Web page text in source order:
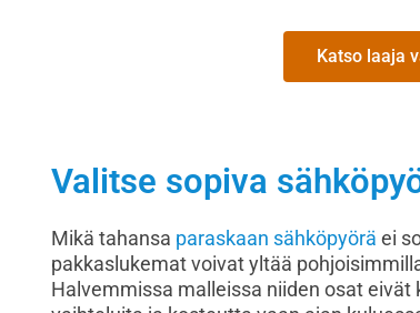
Katso laaja
Valitse sopiva
Mikä tahansa paraskaan sähköpyörä ei
pakkaslukemat voivat yltää
Halvemmissa malleissa niiden osat